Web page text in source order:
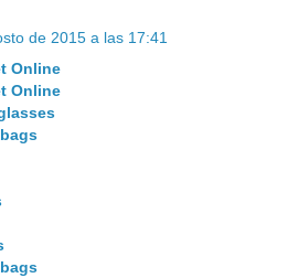
de 2015 a las 17:41
Online
Online